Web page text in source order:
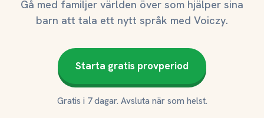
Gå med familjer världen över som hjälper sina
barn att tala ett nytt språk med Voiczy.
Starta gratis provperiod
Gratis i 7 dagar. Avsluta när som helst.